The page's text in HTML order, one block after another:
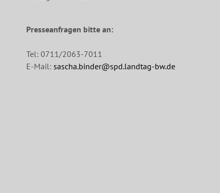
Presseanfragen bitte an:
Tel: 0711/2063-7011
E-Mail:sascha.binder@spd.landtag-bw.de